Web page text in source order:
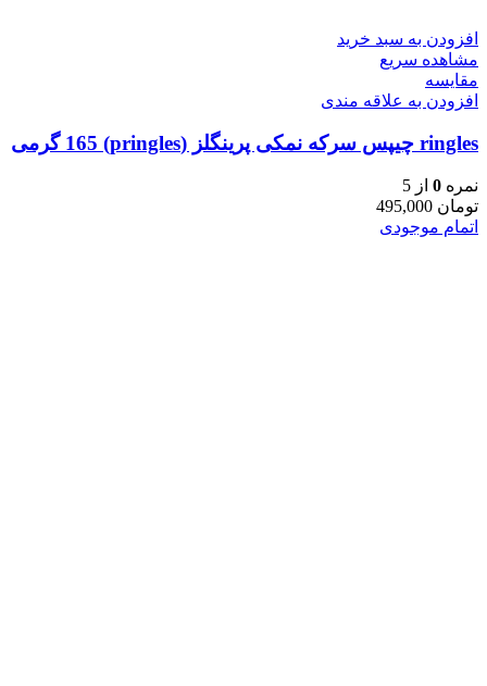
افزودن به سبد خرید
مشاهده سریع
مقایسه
افزودن به علاقه مندی
ringles چیپس سرکه نمکی پرینگلز (pringles) 165 گرمی
نمره 0 از 5
تومان
اتمام موجودی